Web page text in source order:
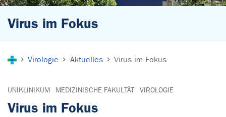
Virus im Fokus
Virologie Aktuelles Virus im Fokus
UNIKLINIKUM MEDIZINISCHE FAKULTÄT VIROLOGIE
Virus im Fokus